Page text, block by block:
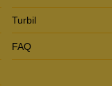
Turbil
FAQ